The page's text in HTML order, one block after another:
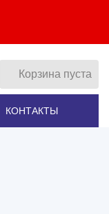
Корзина пуста
КОНТАКТЫ